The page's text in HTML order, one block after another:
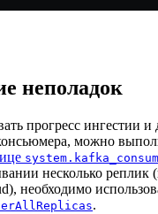
неполадок
прогресс ингестии и
можно
несколько реплик
необходимо
.